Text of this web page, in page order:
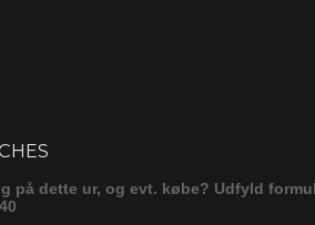
på dette ur, og evt. købe? Udfyld